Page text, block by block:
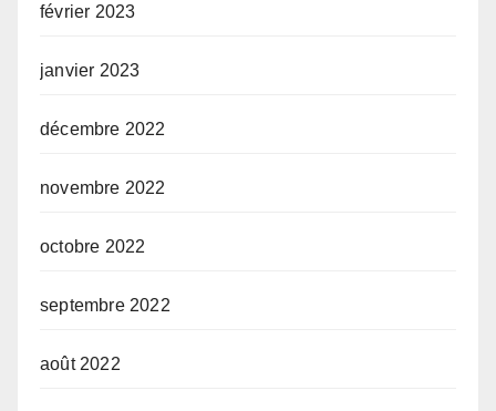
février 2023
janvier 2023
décembre 2022
novembre 2022
octobre 2022
septembre 2022
août 2022